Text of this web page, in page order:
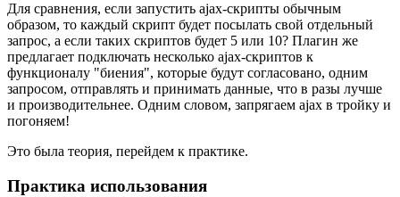
Для сравнения, если запустить ajax-скрипты обычным
образом, то каждый скрипт будет посылать свой отдельный
запрос, а если таких скриптов будет 5 или 10? Плагин же
предлагает подключать несколько ajax-скриптов к
функционалу "биения", которые будут согласовано, одним
запросом, отправлять и принимать данные, что в разы лучше
и производительнее. Одним словом, запрягаем ajax в тройку и
погоняем!
Это была теория, перейдем к практике.
Практика использования